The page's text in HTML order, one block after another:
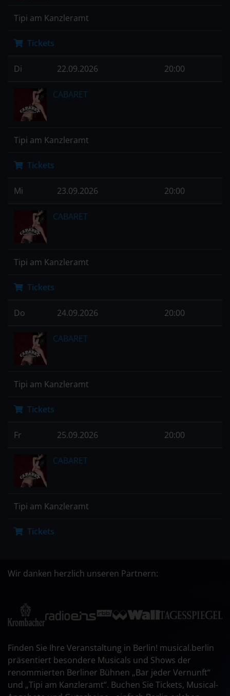
Tipi am Kanzleramt
Tickets
Di 22.09.2026 20:00
CABARET
Tipi am Kanzleramt
Tickets
Mi 23.09.2026 20:00
CABARET
Tipi am Kanzleramt
Tickets
Do 24.09.2026 20:00
CABARET
Tipi am Kanzleramt
Tickets
Fr 25.09.2026 20:00
CABARET
Tipi am Kanzleramt
Tickets
Wir danken herzlich unseren Partnern:
Finden Sie Ihre Veranstaltung in Berlin! musical.berlin
präsentiert besondere Musicals und Shows der
renommierten Berliner Bühnen „Bar jeder Vernunft“
und „Tipi am Kanzleramt“. Buchen Sie Tickets, Musical-